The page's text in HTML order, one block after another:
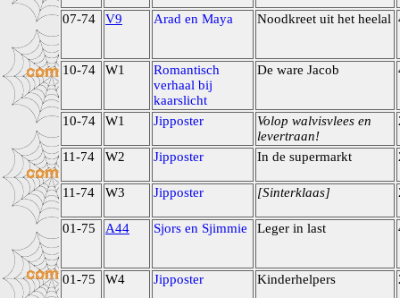
07-74 V9 Arad en Maya Noodkreet uit het heelal
10-74 W1
Romantisch
verhaal bij
kaarslicht
De ware Jacob
10-74 W1 Jipposter
Volop walvisvlees en
levertraan!
11-74 W2 Jipposter In de supermarkt
11-74 W3 Jipposter [Sinterklaas]
01-75 A44 Sjors en Sjimmie Leger in last
01-75 W4 Jipposter Kinderhelpers